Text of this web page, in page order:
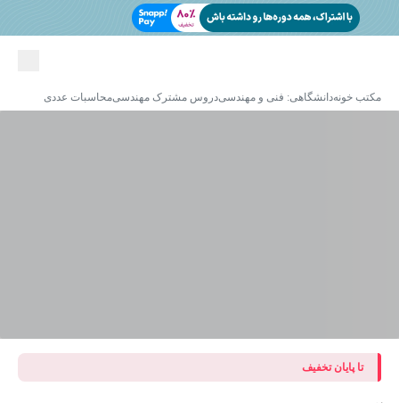
مکتب خونهدانشگاهی: فنی و مهندسیدروس مشترک مهندسیمحاسبات عددی
تا پایان تخفیف